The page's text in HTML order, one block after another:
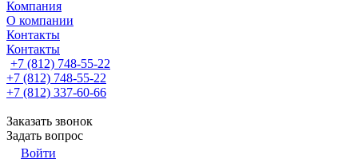
Компания
О компании
Контакты
Контакты
+7 (812) 748-55-22
+7 (812) 748-55-22
+7 (812) 337-60-66
Заказать звонок
Задать вопрос
Войти